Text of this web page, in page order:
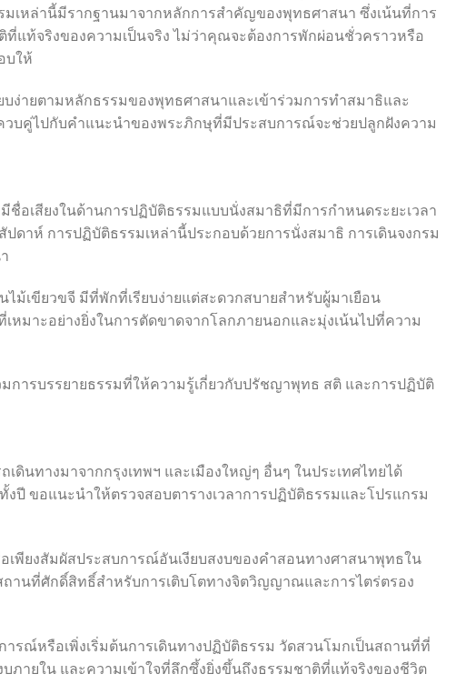
เหล่านี้มีรากฐานมาจากหลักการสำคัญของพุทธศาสนา ซึ่งเน้นที่การ
ที่แท้จริงของความเป็นจริง ไม่ว่าคุณจะต้องการพักผ่อนชั่วคราวหรือ
บให้
บง่ายตามหลักธรรมของพุทธศาสนาและเข้าร่วมการทำสมาธิและ
วบคู่ไปกับคำแนะนำของพระภิกษุที่มีประสบการณ์จะช่วยปลูกฝังความ
อเสียงในด้านการปฏิบัติธรรมแบบนั่งสมาธิที่มีการกำหนดระยะเวลา
ปดาห์ การปฏิบัติธรรมเหล่านี้ประกอบด้วยการนั่งสมาธิ การเดินจงกรม
ม้เขียวขจี มีที่พักที่เรียบง่ายแต่สะดวกสบายสำหรับผู้มาเยือน
หมาะอย่างยิ่งในการตัดขาดจากโลกภายนอกและมุ่งเน้นไปที่ความ
มการบรรยายธรรมที่ให้ความรู้เกี่ยวกับปรัชญาพุทธ สติ และการปฏิบัติ
ดินทางมาจากกรุงเทพฯ และเมืองใหญ่ๆ อื่นๆ ในประเทศไทยได้
งปี ขอแนะนำให้ตรวจสอบตารางเวลาการปฏิบัติธรรมและโปรแกรม
เพียงสัมผัสประสบการณ์อันเงียบสงบของคำสอนทางศาสนาพุทธใน
านที่ศักดิ์สิทธิ์สำหรับการเติบโตทางจิตวิญญาณและการไตร่ตรอง
รณ์หรือเพิ่งเริ่มต้นการเดินทางปฏิบัติธรรม วัดสวนโมกเป็นสถานที่ที่
ายใน และความเข้าใจที่ลึกซึ้งยิ่งขึ้นถึงธรรมชาติที่แท้จริงของชีวิต